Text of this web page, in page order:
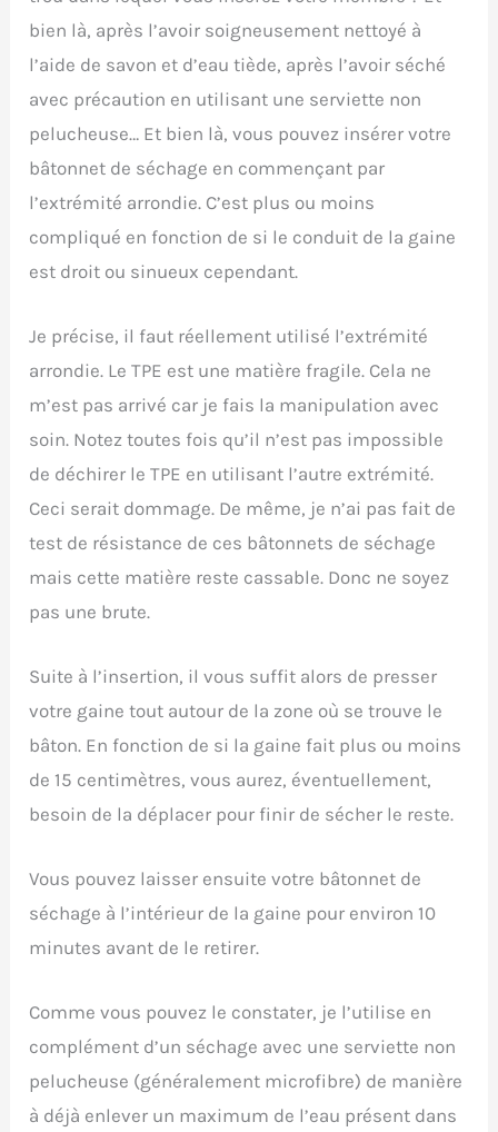
bien là, après l’avoir soigneusement nettoyé à
l’aide de savon et d’eau tiède, après l’avoir séché
avec précaution en utilisant une serviette non
pelucheuse… Et bien là, vous pouvez insérer votre
bâtonnet de séchage en commençant par
l’extrémité arrondie. C’est plus ou moins
compliqué en fonction de si le conduit de la gaine
est droit ou sinueux cependant.
Je précise, il faut réellement utilisé l’extrémité
arrondie. Le TPE est une matière fragile. Cela ne
m’est pas arrivé car je fais la manipulation avec
soin. Notez toutes fois qu’il n’est pas impossible
de déchirer le TPE en utilisant l’autre extrémité.
Ceci serait dommage. De même, je n’ai pas fait de
test de résistance de ces bâtonnets de séchage
mais cette matière reste cassable. Donc ne soyez
pas une brute.
Suite à l’insertion, il vous suffit alors de presser
votre gaine tout autour de la zone où se trouve le
bâton. En fonction de si la gaine fait plus ou moins
de 15 centimètres, vous aurez, éventuellement,
besoin de la déplacer pour finir de sécher le reste.
Vous pouvez laisser ensuite votre bâtonnet de
séchage à l’intérieur de la gaine pour environ 10
minutes avant de le retirer.
Comme vous pouvez le constater, je l’utilise en
complément d’un séchage avec une serviette non
pelucheuse (généralement microfibre) de manière
à déjà enlever un maximum de l’eau présent dans